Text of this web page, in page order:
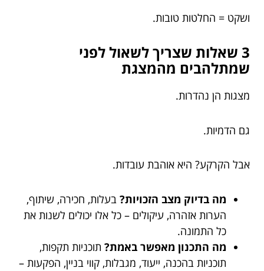
ושקט = החלטות טובות.
3 שאלות שצריך לשאול לפני
שמתלהבים מהמצגת
מצגות הן נהדרות.
גם הדמיות.
אבל הקרקע? היא אוהבת עובדות.
מה בדיוק מצב הזכויות? בעלות, חכירה, שיתוף,
הערות אזהרה, עיקולים – כל אלו יכולים לשנות את
כל התמונה.
מה התכנון מאפשר באמת? תוכניות תקפות,
תוכניות בהכנה, ייעוד, מגבלות, קווי בניין, הפקעות –